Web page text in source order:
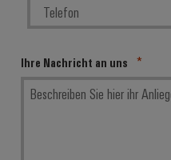
Ihre Nachricht an uns